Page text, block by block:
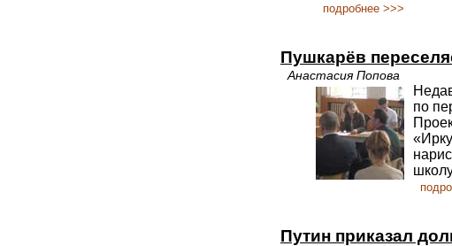
подробнее >>>
Пушкарёв
Анастасия Попова
по
Путин приказал